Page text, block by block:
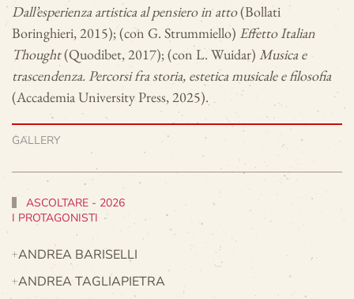
Dall’esperienza artistica al pensiero in atto(Bollati
Boringhieri, 2015); (con G. Strummiello) Effetto Italian
Thought(Quodibet, 2017); (con L. Wuidar) Musica e
trascendenza. Percorsi fra storia, estetica musicale e filosofia
(Accademia University Press, 2025).
GALLERY
ASCOLTARE - 2026
I PROTAGONISTI
ANDREA BARISELLI
ANDREA TAGLIAPIETRA